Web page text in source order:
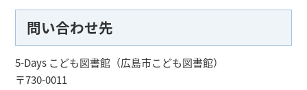
問い合わせ先
5-Days こども図書館（広島市こども図書館）
〒730-0011